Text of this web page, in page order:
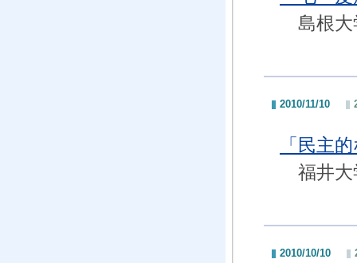
島根大
2010/11/10
「民主
福井大
2010/10/10